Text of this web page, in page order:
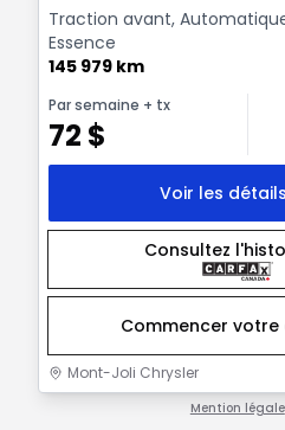
Traction avant,
Essence
145 979 km
Par semaine + tx
72 $
Voir les détails
Consultez
Commencer
Mont-Joli Chrysler
Mention légale